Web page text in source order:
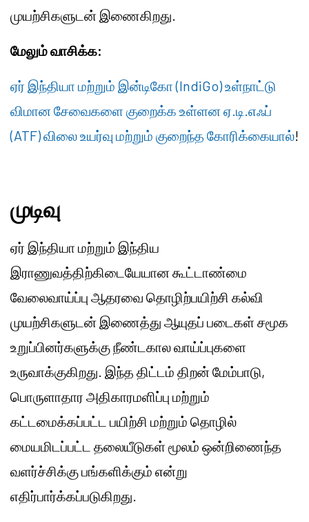
முயற்சிகளுடன் இணைகிறது.
மேலும் வாசிக்க:
ஏர் இந்தியா மற்றும் இன்டிகோ (IndiGo) உள்நாட்டு
விமான சேவைகளை குறைக்க உள்ளன ஏ.டி.எஃப்
(ATF) விலை உயர்வு மற்றும் குறைந்த கோரிக்கையால்!
முடிவு
ஏர் இந்தியா மற்றும் இந்திய
இராணுவத்திற்கிடையேயான கூட்டாண்மை
வேலைவாய்ப்பு ஆதரவை தொழிற்பயிற்சி கல்வி
முயற்சிகளுடன் இணைத்து ஆயுதப் படைகள் சமூக
உறுப்பினர்களுக்கு நீண்டகால வாய்ப்புகளை
உருவாக்குகிறது. இந்த திட்டம் திறன் மேம்பாடு,
பொருளாதார அதிகாரமளிப்பு மற்றும்
கட்டமைக்கப்பட்ட பயிற்சி மற்றும் தொழில்
மையமிடப்பட்ட தலையீடுகள் மூலம் ஒன்றிணைந்த
வளர்ச்சிக்கு பங்களிக்கும் என்று
எதிர்பார்க்கப்படுகிறது.